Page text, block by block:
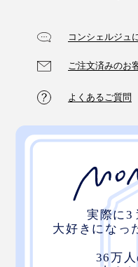
コンシェルジュ
ご注文済みのお
よくあるご質問